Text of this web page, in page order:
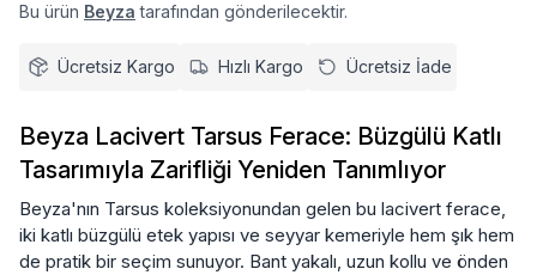
Bu ürün Beyza tarafından gönderilecektir.
Ücretsiz Kargo Hızlı Kargo Ücretsiz İade
Beyza Lacivert Tarsus Ferace: Büzgülü Katlı
Tasarımıyla Zarifliği Yeniden Tanımlıyor
Beyza'nın Tarsus koleksiyonundan gelen bu lacivert ferace,
iki katlı büzgülü etek yapısı ve seyyar kemeriyle hem şık hem
de pratik bir seçim sunuyor. Bant yakalı, uzun kollu ve önden